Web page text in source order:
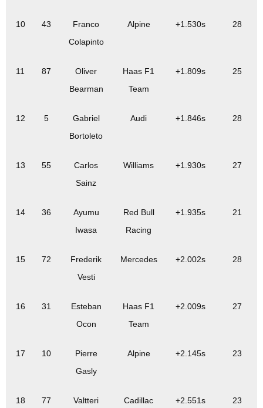
10 43
Franco
Colapinto
Alpine +1.530s 28
11 87
Oliver
Bearman
Haas F1
Team
+1.809s 25
12 5
Gabriel
Bortoleto
Audi +1.846s 28
13 55
Carlos
Sainz
Williams +1.930s 27
14 36
Ayumu
Iwasa
Red Bull
Racing
+1.935s 21
15 72
Frederik
Vesti
Mercedes +2.002s 28
16 31
Esteban
Ocon
Haas F1
Team
+2.009s 27
17 10
Pierre
Gasly
Alpine +2.145s 23
18 77 Valtteri Cadillac +2.551s 23